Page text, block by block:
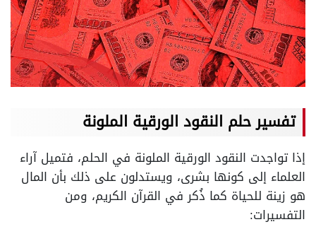
تفسير حلم النقود الورقية الملونة
إذا تواجدت النقود الورقية الملونة في الحلم، فتميل آراء
العلماء إلى كونها بشرى، ويستدلون على ذلك بأن المال
هو زينة للحياة كما ذُكر في القرآن الكريم، ومن
التفسيرات: